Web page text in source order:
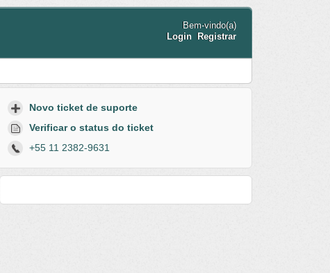
Bem-vindo(a)
Login Registrar
Novo ticket de suporte
Verificar o status do ticket
+55 11 2382-9631